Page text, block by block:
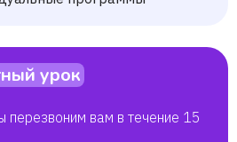
урок
перезвоним вам в течение 15